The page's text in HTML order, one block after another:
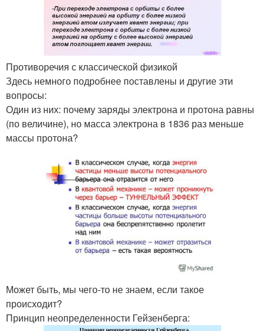
Противоречия с классической физикой
Здесь немного подробнее поставлены и другие эти
вопросы:
Один из них: почему заряды электрона и протона равны
(по величине), но масса электрона в 1836 раз меньше
массы протона?
Может быть, мы чего-то не знаем, если такое
происходит?
Принцип неопределенности Гейзенберга: